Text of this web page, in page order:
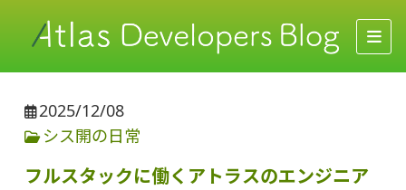
2025/12/08
シス開の日常
フルスタックに働くアトラスのエンジニア